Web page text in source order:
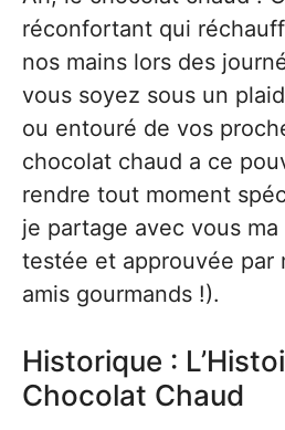
réconfortant qui
nos mains lors des
vous soyez sous un
ou entouré de vos
chocolat chaud a ce
rendre tout moment
je partage avec vous
testée et approuvée par
amis gourmands !).
Historique :
Chocolat Chaud